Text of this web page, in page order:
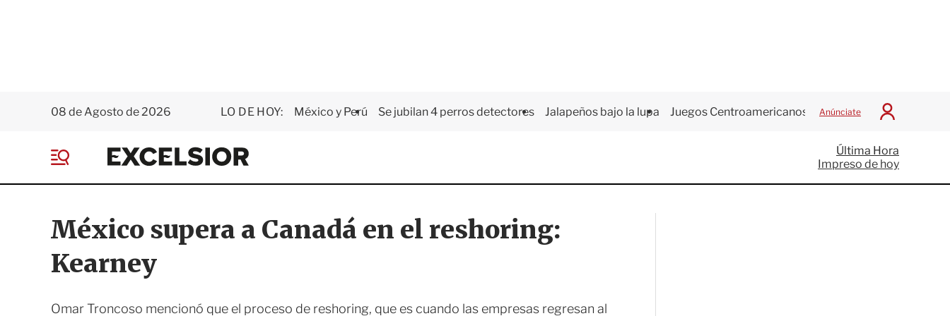
08 de Agosto de 2026 LO DE HOY: México y Perú Se jubilan 4 perros detectores Jalapeños bajo la lupa Juegos Centroamericanos Anúnciate
I
c
i
a
E
x
e
i
o
e
Última Hora
Impreso de hoy
México supera a Canadá en el reshoring:
Kearney
Omar Troncoso mencionó que el proceso de reshoring, que es cuando las empresas regresan al